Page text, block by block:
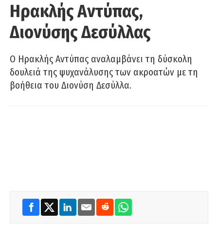
Ηρακλής Αντύπας,
Διονύσης Δεσύλλας
Ο Ηρακλής Αντύπας αναλαμβάνει τη δύσκολη
δουλειά της ψυχανάλυσης των ακροατών με τη
βοήθεια του Διονύση Δεσύλλα.